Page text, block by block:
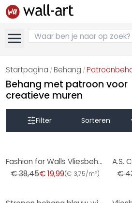
Startpagina / Behang /
Behang met patroon voor
creatieve muren
Filter
Fashion for Walls Vliesbehang Guido Maria Kretschmer
€ 38,45€ 19,99(€ 3,75/m²)
€